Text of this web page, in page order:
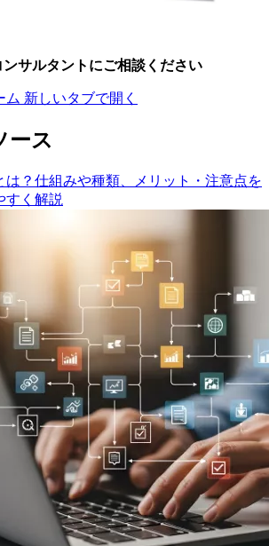
サルタントにご相談ください
ム 新しいタブで開く
ース
は？仕組みや種類、メリット・注意点を
すく解説